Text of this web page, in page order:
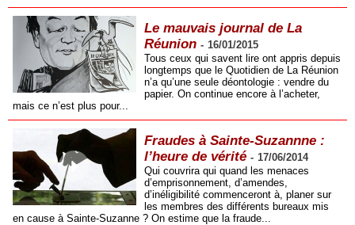
Le mauvais journal de La
Réunion - 16/01/2015
Tous ceux qui savent lire ont appris depuis
longtemps que le Quotidien de La Réunion
n’a qu’une seule déontologie : vendre du
papier. On continue encore à l’acheter,
mais ce n’est plus pour...
Fraudes à Sainte-Suzannne :
l’heure de vérité - 17/06/2014
Qui couvrira qui quand les menaces
d’emprisonnement, d’amendes,
d’inéligibilité commenceront à, planer sur
les membres des différents bureaux mis
en cause à Sainte-Suzanne ? On estime que la fraude...